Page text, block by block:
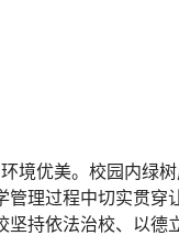
境优美。校园内绿
理过程中切实贯穿
持依法治校、以德